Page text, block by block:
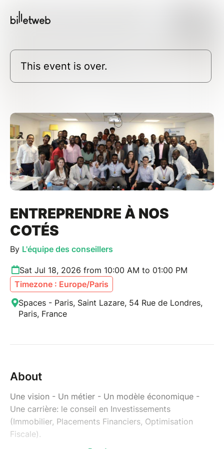
This event is over.
ENTREPRENDRE À NOS
COTÉS
By L'équipe des conseillers
Sat Jul 18, 2026 from 10:00 AM to 01:00 PM
Timezone : Europe/Paris
Spaces - Paris, Saint Lazare, 54 Rue de Londres,
Paris, France
About
Une vision - Un métier - Un modèle économique -
Une carrière: le conseil en Investissements
(Immobilier, Placements Financiers, Optimisation
Fiscale).